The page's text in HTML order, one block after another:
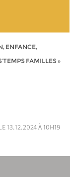
ENFANCE,
FAMILLES»
à 10h19